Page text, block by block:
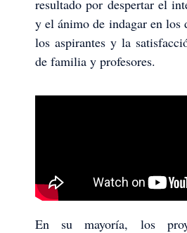
resultado por despertar el
y el ánimo de indagar en los
los aspirantes y la
de familia y profesores.
En su mayoría, los